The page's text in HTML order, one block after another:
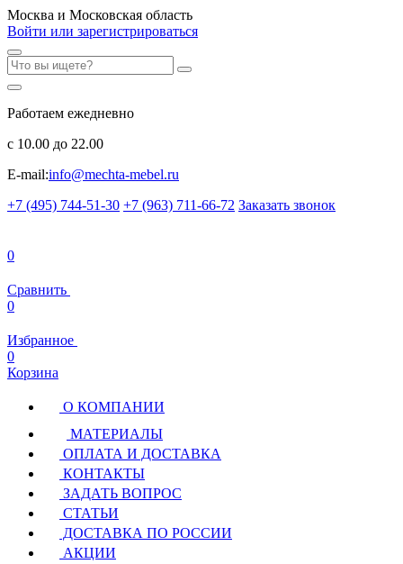
Москва и Московская область
Войти или зарегистрироваться
Работаем ежедневно
с 10.00 до 22.00
E-mail:info@mechta-mebel.ru
+7 (495) 744-51-30 +7 (963) 711-66-72 Заказать звонок
0
Сравнить
0
Избранное
0
Корзина
О КОМПАНИИ
МАТЕРИАЛЫ
ОПЛАТА И ДОСТАВКА
КОНТАКТЫ
ЗАДАТЬ ВОПРОС
СТАТЬИ
ДОСТАВКА ПО РОССИИ
АКЦИИ